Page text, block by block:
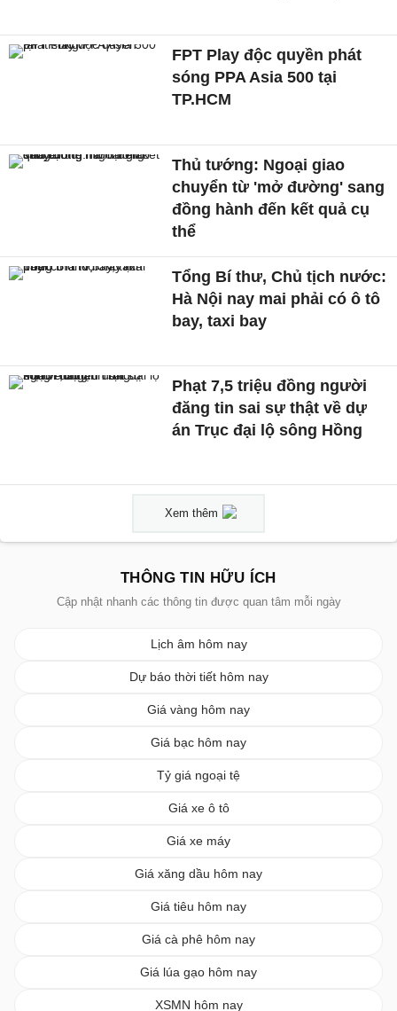
FPT Play độc quyền phát
sóng PPA Asia 500 tại
TP.HCM
Thủ tướng: Ngoại giao
chuyển từ 'mở đường' sang
đồng hành đến kết quả cụ
thể
Tổng Bí thư, Chủ tịch nước:
Hà Nội nay mai phải có ô tô
bay, taxi bay
Phạt 7,5 triệu đồng người
đăng tin sai sự thật về dự
án Trục đại lộ sông Hồng
Xem thêm
THÔNG TIN HỮU ÍCH
Cập nhật nhanh các thông tin được quan tâm mỗi ngày
Lịch âm hôm nay
Dự báo thời tiết hôm nay
Giá vàng hôm nay
Giá bạc hôm nay
Tỷ giá ngoại tệ
Giá xe ô tô
Giá xe máy
Giá xăng dầu hôm nay
Giá tiêu hôm nay
Giá cà phê hôm nay
Giá lúa gạo hôm nay
XSMN hôm nay